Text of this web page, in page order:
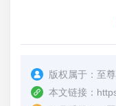
版权属于： 至
本文链接：